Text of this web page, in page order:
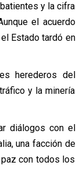
y la cifra
el acuerdo
Estado tardó en
herederos del
y la minería
diálogos con el
una facción de
con todos los